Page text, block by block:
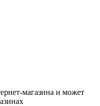
магазина и может